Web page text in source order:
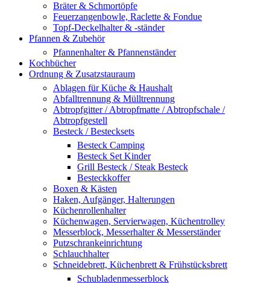
Bräter & Schmortöpfe
Feuerzangenbowle, Raclette & Fondue
Topf-Deckelhalter & -ständer
Pfannen & Zubehör
Pfannenhalter & Pfannenständer
Kochbücher
Ordnung & Zusatzstauraum
Ablagen für Küche & Haushalt
Abfalltrennung & Mülltrennung
Abtropfgitter / Abtropfmatte / Abtropfschale /
Abtropfgestell
Besteck / Bestecksets
Besteck Camping
Besteck Set Kinder
Grill Besteck / Steak Besteck
Besteckkoffer
Boxen & Kästen
Haken, Aufgänger, Halterungen
Küchenrollenhalter
Küchenwagen, Servierwagen, Küchentrolley
Messerblock, Messerhalter & Messerständer
Putzschrankeinrichtung
Schlauchhalter
Schneidebrett, Küchenbrett & Frühstücksbrett
Schubladenmesserblock